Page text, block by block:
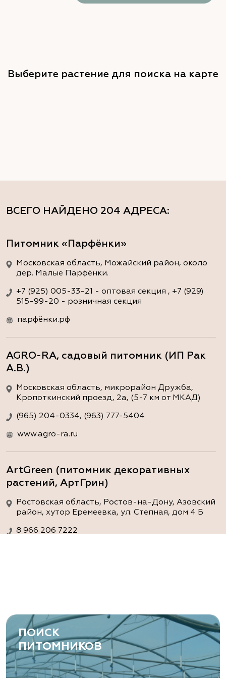
ВСЕГО НАЙДЕНО 204 АДРЕСА:
Питомник «Парфёнки»
Московская область, Можайский район, около
дер. Малые Парфёнки.
+7 (925) 005-33-21 - оптовая секция , +7 (929)
515-99-20 - розничная секция
парфёнки.рф
AGRO-RA, садовый питомник (ИП Рак
А.В.)
Московская область, микрорайон Дружба,
Кропоткинский проезд, 2а, (5-7 км от МКАД)
(965) 204-0334, (963) 777-5404
www.agro-ra.ru
ArtGreen (питомник декоративных
растений, АртГрин)
Ростовская область, Ростов-на-Дону, Азовский
район, хутор Еремеевка, ул. Степная, дом 4 Б
8 966 206 7222
Ростовская область, Ростов-на-Дону,
Левобережная ул, дом № 37
8 966 206 7222
www.art-green.ru
Выберите растение для поиска на карте
ПОИСК
ПИТОМНИКОВ